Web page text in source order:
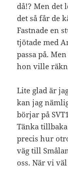
då!? Men det
det så får de
Fastnade en
tjötade med
passa på.
hon ville
Lite glad är
kan jag
börjar på
Tänka
precis hur
väg till
oss. När vi